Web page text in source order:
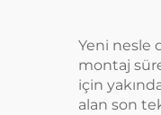
Yeni nesle
montaj
için
alan son